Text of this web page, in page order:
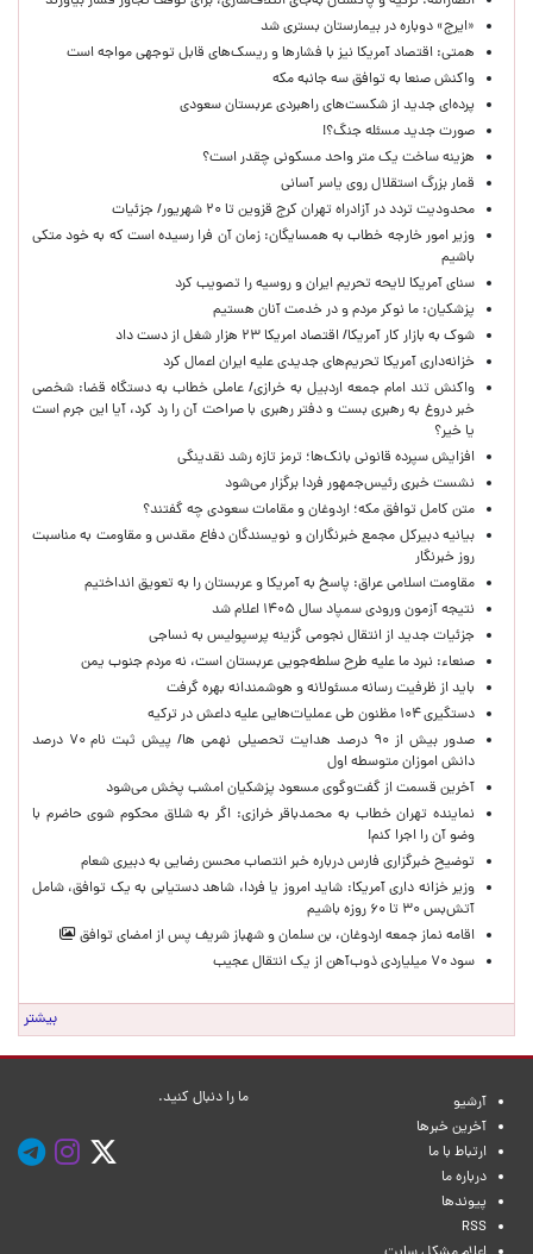
«ایرج» دوباره در بیمارستان بستری شد
همتی: اقتصاد آمریکا نیز با فشارها و ریسک‌های قابل توجهی مواجه است
واکنش صنعا به توافق سه جانبه مکه
پرده‌ای جدید از شکست‌های راهبردی عربستان سعودی
صورت جدید مسئله جنگ؟!
هزینه ساخت یک متر واحد مسکونی چقدر است؟
قمار بزرگ استقلال روی یاسر آسانی
محدودیت تردد در آزادراه تهران کرج قزوین تا ۲۰ شهریور/ جزئیات
وزیر امور خارجه خطاب به همسایگان: زمان آن فرا رسیده است که به خود متکی
باشیم
سنای آمریکا لایحه تحریم ایران و روسیه را تصویب کرد
پزشکیان: ما نوکر مردم و در خدمت آنان هستیم
شوک به بازار کار آمریکا/ اقتصاد امریکا ۲۳ هزار شغل از دست داد
خزانه‌داری آمریکا تحریم‌های جدیدی علیه ایران اعمال کرد
واکنش تند امام جمعه اردبیل به خرازی/ عاملی خطاب به دستگاه قضا: شخصی
خبر دروغ به رهبری بست و دفتر رهبری با صراحت آن را رد کرد، آیا این جرم است
یا خیر؟
افزایش سپرده قانونی بانک‌ها؛ ترمز تازه رشد نقدینگی
نشست خبری رئیس‌جمهور فردا برگزار می‌شود
متن کامل توافق مکه؛ اردوغان و مقامات سعودی چه گفتند؟
بیانیه دبیرکل مجمع خبرنگاران و نویسندگان دفاع مقدس و مقاومت به مناسبت
روز خبرنگار
مقاومت اسلامی عراق: پاسخ به آمریکا و عربستان را به تعویق انداختیم
نتیجه آزمون ورودی سمپاد سال ۱۴۰۵ اعلام شد
جزئیات جدید از انتقال نجومی گزینه پرسپولیس به نساجی
صنعاء: نبرد ما علیه طرح سلطه‌جویی عربستان است، نه مردم جنوب یمن
باید از ظرفیت رسانه مسئولانه و هوشمندانه بهره گرفت
دستگیری ۱۰۴ مظنون طی عملیات‌هایی علیه داعش در ترکیه
صدور بیش از ۹۰ درصد هدایت تحصیلی نهمی ها/ پیش ثبت نام ۷۰ درصد
دانش اموزان متوسطه اول
آخرین قسمت از گفت‌وگوی مسعود پزشکیان امشب پخش می‌شود
نماینده تهران خطاب به محمدباقر خرازی: اگر به شلاق محکوم شوی حاضرم با
وضو آن را اجرا کنم!
توضیح خبرگزاری فارس درباره خبر انتصاب محسن رضایی به دبیری شعام
وزیر خزانه داری آمریکا: شاید امروز یا فردا، شاهد دستیابی به یک توافق، شامل
آتش‌بس ۳۰ تا ۶۰ روزه باشیم
اقامه نماز جمعه اردوغان، بن ‌سلمان و شهباز شریف پس از امضای توافق
سود ۷۰ میلیاردی ذوب‌آهن از یک انتقال عجیب
بیشتر
آرشیو
آخرین خبرها
ارتباط با ما
درباره ما
پیوندها
RSS
ما را دنبال کنید.